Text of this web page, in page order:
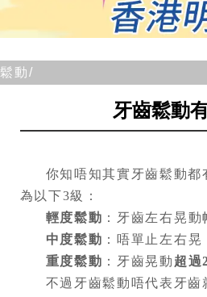
動/
牙齒鬆動
你知唔知其實牙齒鬆動
為以下3級：
輕度鬆動 ：牙齒左右晃動
中度鬆動 ：唔單止左右晃
重度鬆動 ：牙齒晃動 超過
不過牙齒鬆動唔代表牙